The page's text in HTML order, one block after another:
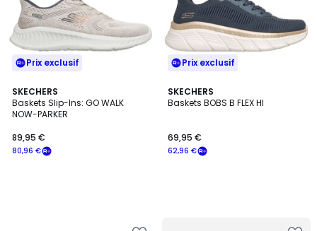
Prix exclusif
SKECHERS
Baskets Slip-Ins: GO WALK
NOW-PARKER
80,96 €
89,95 €
Prix exclusif
SKECHERS
Baskets BOBS B FLEX HI
62,96 €
69,95 €